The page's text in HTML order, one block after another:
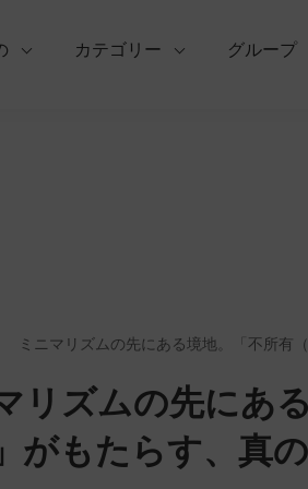
カテゴリー グループ
ミニマリズムの先にある境地。「不所有
リズムの先にあ
がもたらす、真